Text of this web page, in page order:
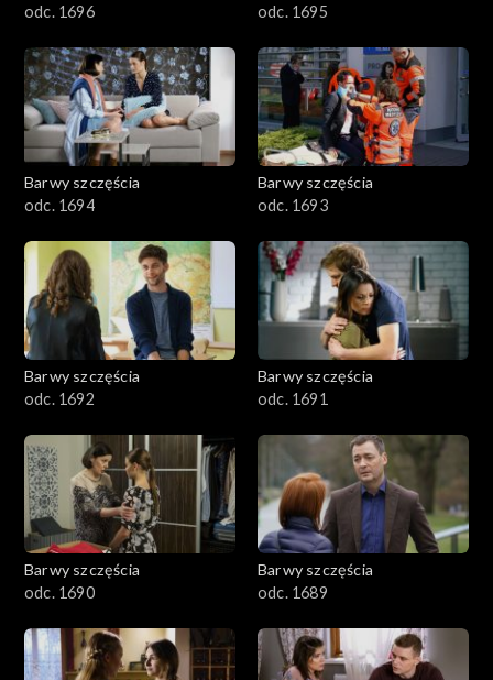
2201–2300
2101–2200
2001–2100
1801–1900
1701–1800
1601–1700
1501–1600
1401–1500
1301–1400
1101–1200
odc. 1696
odc. 1695
Barwy szczęścia
odc. 1694
Barwy szczęścia
odc. 1693
Barwy szczęścia
odc. 1692
Barwy szczęścia
odc. 1691
Barwy szczęścia
odc. 1690
Barwy szczęścia
odc. 1689